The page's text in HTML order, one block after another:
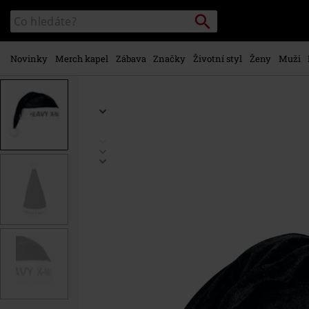
hlavnímu
obsahu
Katalog
vyhledávání
Vyhledávání
Novinky Merch kapel Zábava Značky Životní styl Ženy Muži
www.emp-
p/christmas-
450448St.html